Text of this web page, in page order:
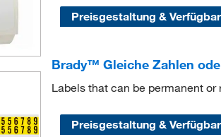
Preisgestaltung &
Brady™ Gleiche Zahlen
Labels that can be permanent or
Preisgestaltung &